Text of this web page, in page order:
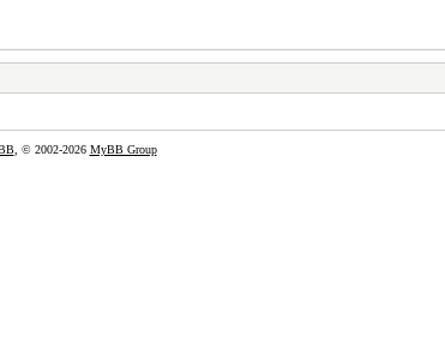
, © 2002-2026 MyBB Group